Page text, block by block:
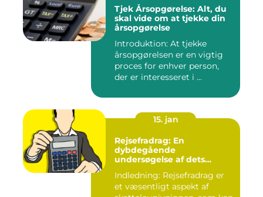
Tjek Årsopgørelse: Alt, du
skal vide om at tjekke din
årsopgørelse
Introduktion: At tjekke
årsopgørelsen er en vigtig
proces for enhver person,
der er interesseret i ...
15. jan
Rejsefradrag: En
dybdegående
undersøgelse af dets
vigtighed for investorer og
finansfolk
Indledning: Rejsefradrag er
et væsentligt aspekt af